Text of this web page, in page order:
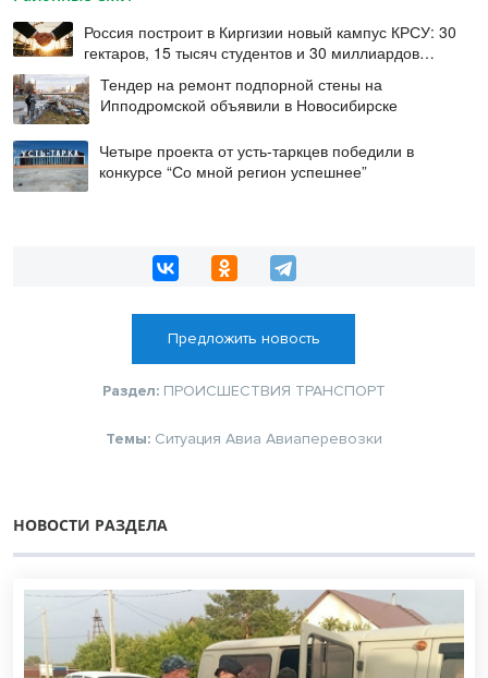
Россия построит в Киргизии новый кампус КРСУ: 30
гектаров, 15 тысяч студентов и 30 миллиардов
рублей
Тендер на ремонт подпорной стены на
Ипподромской объявили в Новосибирске
Четыре проекта от усть-таркцев победили в
конкурсе “Со мной регион успешнее”
Предложить новость
Раздел: ПРОИСШЕСТВИЯ ТРАНСПОРТ
Темы: Ситуация Авиа Авиаперевозки
НОВОСТИ РАЗДЕЛА